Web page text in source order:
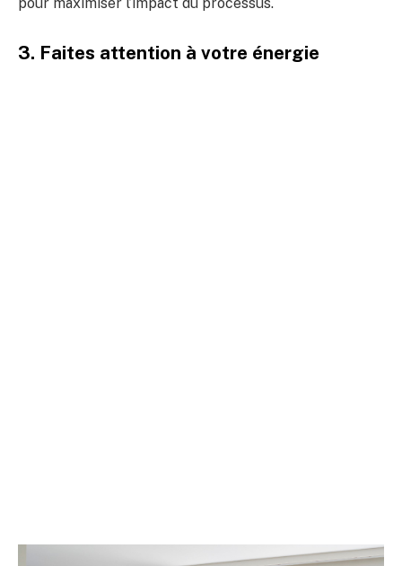
3. Faites attention à votre énergie